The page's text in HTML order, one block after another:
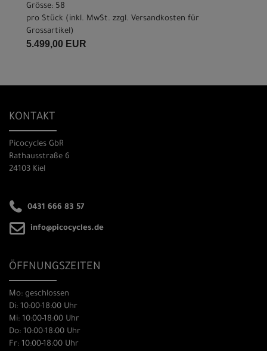
Grösse: 58
pro Stück (inkl. MwSt. zzgl. Versandkosten für
Grossartikel )
5.499,00 EUR
KONTAKT
Picocycles GbR
Rathausstraße 6
24103 Kiel
0431 666 83 57
info@picocycles.de
ÖFFNUNGSZEITEN
Mo: geschlossen
Di: 10:00-18:00 Uhr
Mi: 10:00-18:00 Uhr
Do: 10:00-18:00 Uhr
Fr: 10:00-18:00 Uhr